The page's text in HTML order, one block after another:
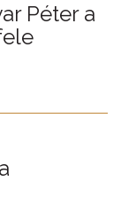
Péter a